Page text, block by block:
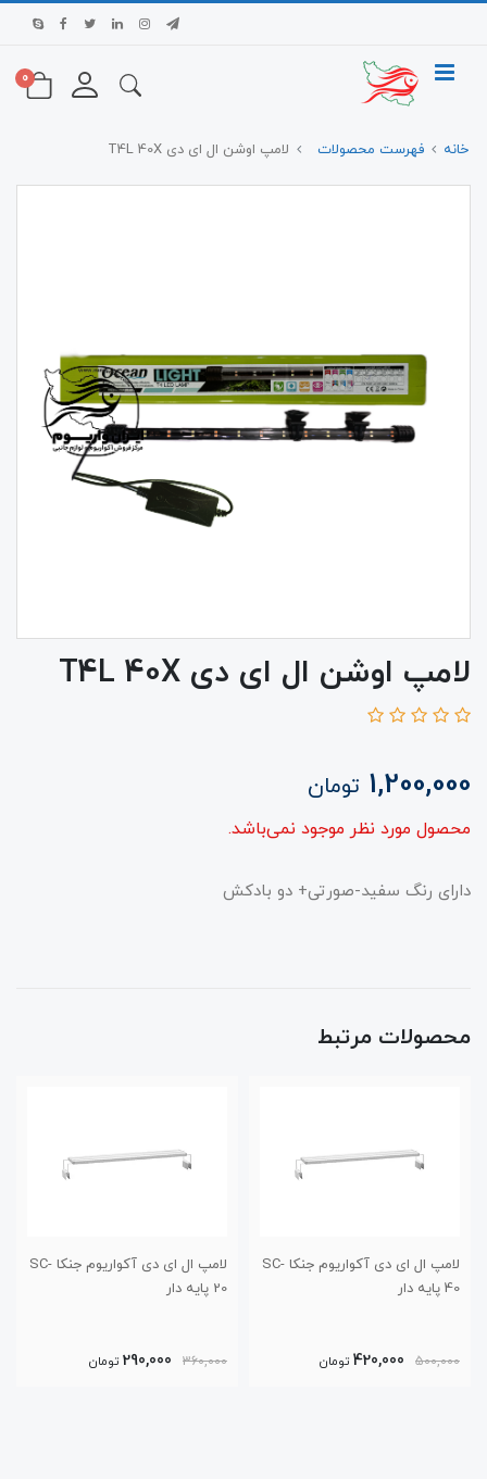
0
خانه فهرست محصولات لامپ اوشن ال ای دی T4L 40X
لامپ اوشن ال ای دی T4L 40X
1,200,000 تومان
محصول مورد نظر موجود نمی‌باشد.
دارای رنگ سفید-صورتی+ دو بادکش
محصولات مرتبط
لامپ ال ای دی آکواریوم جنکا SC-
تومان
لامپ ال ای دی آکواریوم جنکا SC-
360,000 تومان 420,000